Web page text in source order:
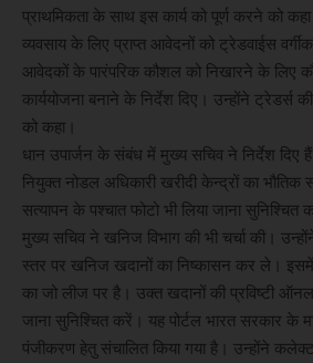
प्राथमिकता के साथ इस कार्य को पूर्ण करने को
व्यवसाय के लिए प्राप्त आवेदनों को ट्रेडवाईस
आवेदकों के पारंपरिक कौशल को निखारने के लिए
कार्ययोजना बनाने के निर्देश दिए। उन्होंने ट्रेडर्स
को कहा।
धान उपार्जन के संबंध में मुख्य सचिव ने निर्देश दिए
नियुक्त नोडल अधिकारी खरीदी केन्द्रों का भौतिक
सत्यापन के पश्चात फोटो भी लिया जाना सुनिश्चित
मुख्य सचिव ने खनिज विभाग की भी चर्चा की।
स्तर पर खनिज खदानों का निष्कासन कर ले। इसमें
का जो लीज पर है। उक्त खदानों की प्रविष्टी
जाना सुनिश्चित करें। यह पोर्टल भारत सरकार के
पंजीकरण हेतु संचालित किया गया है। उन्होंने